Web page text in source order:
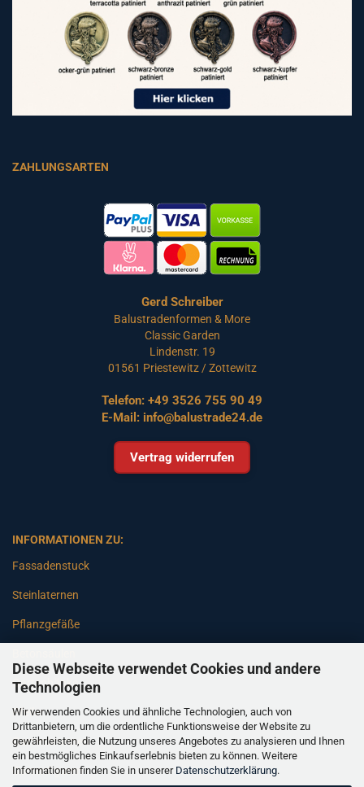
Diese Webseite verwendet Cookies und andere
Technologien
Wir verwenden Cookies und ähnliche Technologien, auch von
Drittanbietern, um die ordentliche Funktionsweise der Website zu
gewährleisten, die Nutzung unseres Angebotes zu analysieren und Ihnen
ein bestmögliches Einkaufserlebnis bieten zu können. Weitere
Informationen finden Sie in unserer Datenschutzerklärung.
ZAHLUNGSARTEN
Gerd Schreiber
Balustradenformen & More
Classic Garden
Lindenstr. 19
01561 Priestewitz / Zottewitz
Telefon: +49 3526 755 90 49
E-Mail: info@balustrade24.de
Vertrag widerrufen
INFORMATIONEN ZU:
Fassadenstuck
Steinlaternen
Pflanzgefäße
Gartenbänke
Pfeiler
Gartenbrunnen
Gartenfiguren